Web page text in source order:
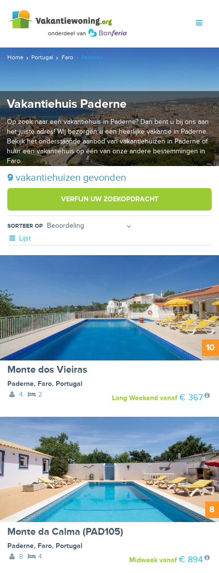
Home Portugal Faro Paderne
Vakantiehuis Paderne
Op zoek naar een vakantiehuis in Paderne? Dan bent u bij ons aan
het juiste adres! Wij bezorgen u een heerlijke vakantie in Paderne.
Bekijk het onderstaande aanbod van vakantiehuizen in Paderne of
huur een vakantiehuis op één van onze andere bestemmingen in
Faro.
9 vakantiehuizen gevonden
VERFIJN UW ZOEKOPDRACHT
SORTEER OP
Lijst
10
Monte dos Vieiras
Paderne, Faro, Portugal
4
2 Lang Weekendvanaf € 367
8
Monte da Calma (PAD105)
Paderne, Faro, Portugal
8
4 Midweekvanaf € 894